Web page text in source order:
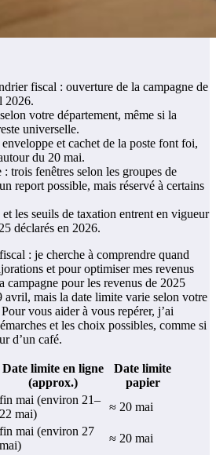
fiscal : ouverture de la campagne de
2026.
votre département, même si la
universelle.
et cachet de la poste font foi,
du 20 mai.
trois fenêtres selon les groupes de
report possible, mais réservé à certains
les seuils de taxation entrent en vigueur
déclarés en 2026.
: je cherche à comprendre quand
et pour optimiser mes revenus
campagne pour les revenus de 2025
mais la date limite varie selon votre
vous aider à vous repérer, j’ai
et les choix possibles, comme si
d’un café.
Date limite en ligne
(approx.)
Date limite
papier
fin mai (environ 21–
22 mai)
≈ 20 mai
fin mai (environ 27
mai)
≈ 20 mai